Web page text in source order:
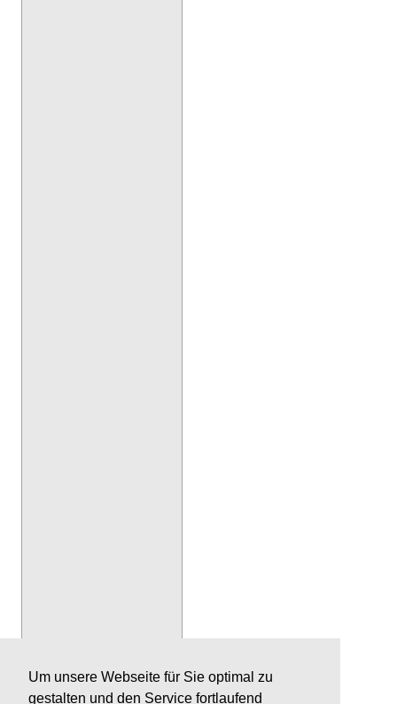
Um unsere Webseite für Sie optimal zu
gestalten und den Service fortlaufend